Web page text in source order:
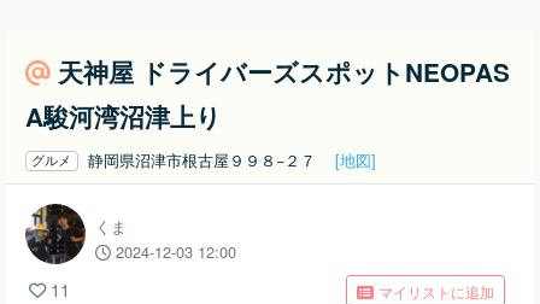
天神屋 ドライバーズスポットNEOPAS
A駿河湾沼津上り
グルメ 静岡県沼津市根古屋９９８−２７ [地図]
くま
2024-12-03 12:00
11
マイリストに追加